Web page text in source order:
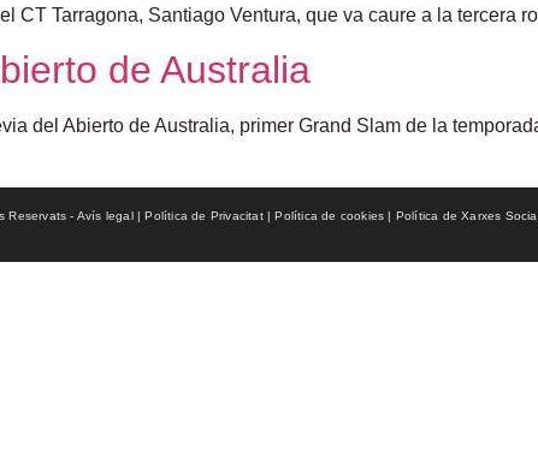
CT Tarragona, Santiago Ventura, que va caure a la tercera
de Australia
del Abierto de Australia, primer Grand Slam de la
- Avís legal | Política de Privacitat | Política de cookies | Política de Xarxes